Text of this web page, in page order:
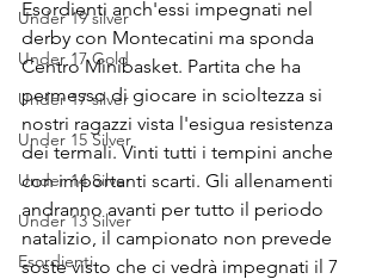
Under 19 silver
Under 17 Gold
Under 17 silver
Under 15 Silver
Under 14 Silver
Under 13 Silver
Esordienti
Esordienti anch'essi impegnati nel
derby con Montecatini ma sponda
Centro Minibasket. Partita che ha
permesso di giocare in scioltezza si
nostri ragazzi vista l'esigua resistenza
dei termali. Vinti tutti i tempini anche
con importanti scarti. Gli allenamenti
andranno avanti per tutto il periodo
natalizio, il campionato non prevede
soste visto che ci vedrà impegnati il 7